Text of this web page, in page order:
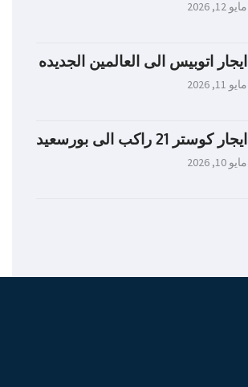
مايو 12, 2026
ايجار اتوبيس الى العالمين الجديده
مايو 11, 2026
ايجار كوستر 21 راكب الى بورسعيد
مايو 10, 2026